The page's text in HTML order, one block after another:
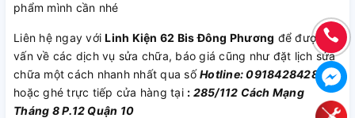
phẩm mình cần nhé
Liên hệ ngay vớiLinh Kiện 62 Bis Đông Phương để được tư
vấn về các dịch vụ sửa chữa, báo giá cũng như đặt lịch sửa
chữa một cách nhanh nhất qua sốHotline: 0918428428
hoặc ghé trực tiếp cửa hàng tại : 285/112 Cách Mạng
Tháng 8 P.12 Quận 10